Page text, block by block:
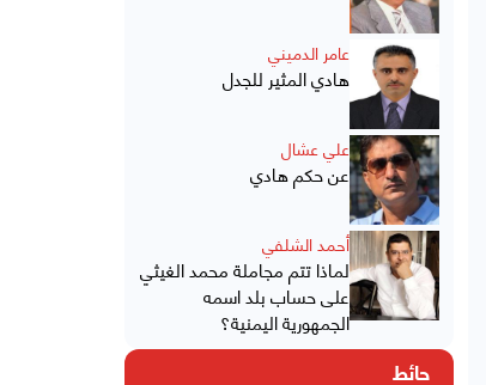
عامر الدميني
هادي المثير للجدل
علي عشال
عن حكم هادي
أحمد الشلفي
لماذا تتم مجاملة محمد الغيثي
على حساب بلد اسمه
الجمهورية اليمنية؟
حائط